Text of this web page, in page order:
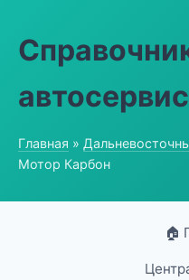
Главная »
Мотор Карбон
🏠